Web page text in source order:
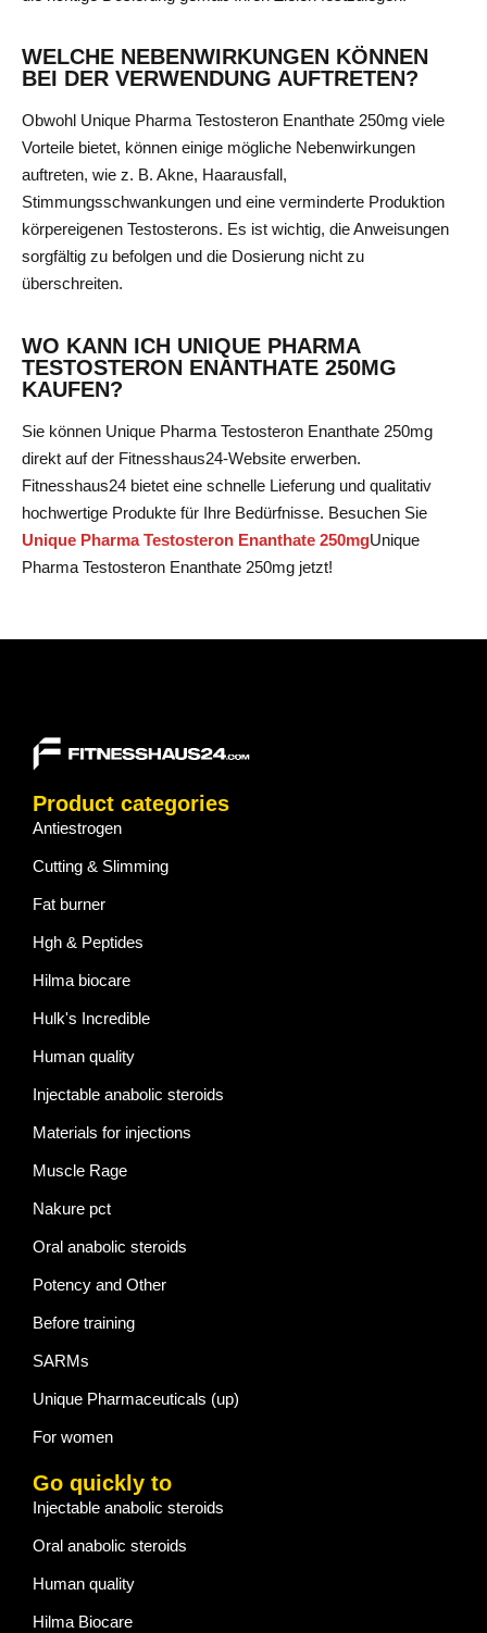
WELCHE NEBENWIRKUNGEN KÖNNEN
BEI DER VERWENDUNG AUFTRETEN?
Obwohl Unique Pharma Testosteron Enanthate 250mg viele
Vorteile bietet, können einige mögliche Nebenwirkungen
auftreten, wie z. B. Akne, Haarausfall,
Stimmungsschwankungen und eine verminderte Produktion
körpereigenen Testosterons. Es ist wichtig, die Anweisungen
sorgfältig zu befolgen und die Dosierung nicht zu
überschreiten.
WO KANN ICH UNIQUE PHARMA
TESTOSTERON ENANTHATE 250MG
KAUFEN?
Sie können Unique Pharma Testosteron Enanthate 250mg
direkt auf der Fitnesshaus24-Website erwerben.
Fitnesshaus24 bietet eine schnelle Lieferung und qualitativ
hochwertige Produkte für Ihre Bedürfnisse. Besuchen Sie
Unique Pharma Testosteron Enanthate 250mgUnique
Pharma Testosteron Enanthate 250mg jetzt!
Product categories
Antiestrogen
Cutting & Slimming
Fat burner
Hgh & Peptides
Hilma biocare
Hulk's Incredible
Human quality
Injectable anabolic steroids
Materials for injections
Muscle Rage
Nakure pct
Oral anabolic steroids
Potency and Other
Before training
SARMs
Unique Pharmaceuticals (up)
For women
Go quickly to
Injectable anabolic steroids
Oral anabolic steroids
Human quality
Hilma Biocare